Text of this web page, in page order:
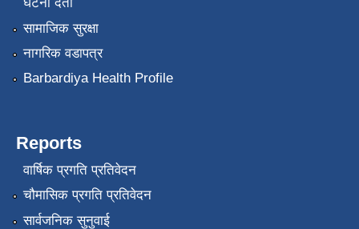
सामाजिक सुरक्षा
नागरिक वडापत्र
Barbardiya Health Profile
Reports
वार्षिक प्रगति प्रतिवेदन
चौमासिक प्रगति प्रतिवेदन
सार्वजनिक सुनुवाई